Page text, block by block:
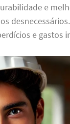
e
desnecessários.
e gastos